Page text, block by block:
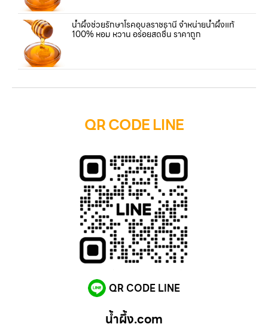
น้ำผึ้งช่วยรักษาโรคอุบลราชธานี จำหน่ายน้ำผึ้งแท้
100% หอม หวาน อร่อยสดชื่น ราคาถูก
QR CODE LINE
QR CODE LINE
น้ำผึ้ง.com